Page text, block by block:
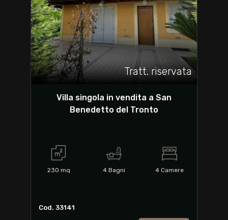
Tratt. riservata
Villa singola in vendita a San
Benedetto del Tronto
230 mq 4Bagni 4Camere
Cod. 33141